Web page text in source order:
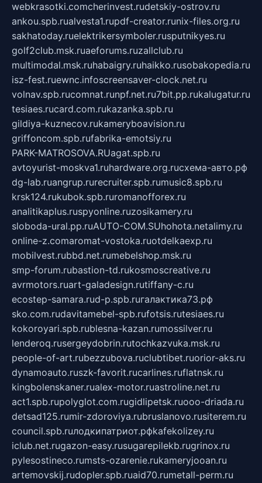
webkrasotki.comcherinvest.rudetskiy-ostrov.ru
ankou.spb.rualvesta1.rupdf-creator.runix-files.org.ru
sakhatoday.ruelektrikersymboler.rusputnikyes.ru
golf2club.msk.ruaeforums.ruzallclub.ru
multimodal.msk.ruhabaigry.ruhaikko.rusobakopedia.ru
isz-fest.ruewnc.infoscreensaver-clock.net.ru
volnav.spb.rucomnat.runpf.net.ru7bit.pp.rukalugatur.ru
tesiaes.rucard.com.rukazanka.spb.ru
gildiya-kuznecov.rukameryboavision.ru
griffoncom.spb.rufabrika-emotsiy.ru
PARK-MATROSOVA.RUagat.spb.ru
avtoyurist-moskva1.ruhardware.org.ruсхема-авто.рф
dg-lab.ruangrup.rurecruiter.spb.rumusic8.spb.ru
krsk124.rukubok.spb.ruromanofforex.ru
analitikaplus.ruspyonline.ruzosikamery.ru
sloboda-ural.pp.ruAUTO-COM.SUhohota.netalimy.ru
online-z.comaromat-vostoka.ruotdelkaexp.ru
mobilvest.rubbd.net.rumebelshop.msk.ru
smp-forum.rubastion-td.rukosmoscreative.ru
avrmotors.ruart-galadesign.rutiffany-c.ru
ecostep-samara.rud-p.spb.ruгалактика73.рф
sko.com.rudavitamebel-spb.rufotsis.rutesiaes.ru
kokoroyari.spb.rublesna-kazan.rumossilver.ru
lenderoq.rusergeydobrin.rutochkazvuka.msk.ru
people-of-art.rubezzubova.ruclubtibet.ruorior-aks.ru
dynamoauto.ruszk-favorit.rucarlines.ruflatnsk.ru
kingbolenskaner.rualex-motor.ruastroline.net.ru
act1.spb.rupolyglot.com.rugidlipetsk.ruooo-driada.ru
detsad125.rumir-zdoroviya.rubruslanovo.rusiterem.ru
council.spb.ruлодкипатриот.рфkafekolizey.ru
iclub.net.rugazon-easy.rusugarepilekb.rugrinox.ru
pylesostineco.rumsts-ozarenie.rukameryjooan.ru
artemovskij.rudopler.spb.ruaid70.rumetall-perm.ru